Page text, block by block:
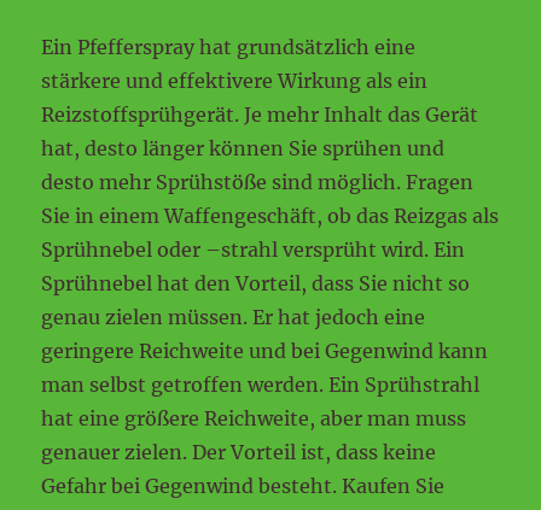
Ein Pfefferspray hat grundsätzlich eine
stärkere und effektivere Wirkung als ein
Reizstoffsprühgerät. Je mehr Inhalt das Gerät
hat, desto länger können Sie sprühen und
desto mehr Sprühstöße sind möglich. Fragen
Sie in einem Waffengeschäft, ob das Reizgas als
Sprühnebel oder –strahl versprüht wird. Ein
Sprühnebel hat den Vorteil, dass Sie nicht so
genau zielen müssen. Er hat jedoch eine
geringere Reichweite und bei Gegenwind kann
man selbst getroffen werden. Ein Sprühstrahl
hat eine größere Reichweite, aber man muss
genauer zielen. Der Vorteil ist, dass keine
Gefahr bei Gegenwind besteht. Kaufen Sie